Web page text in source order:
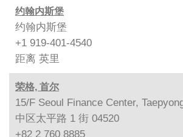
约翰内斯堡
约翰内斯堡
+1 919-401-4540
距离 英里
荣格, 首尔
15/F Seoul Finance Center,
中区太平路 1 街 04520
+82 2 760 8885